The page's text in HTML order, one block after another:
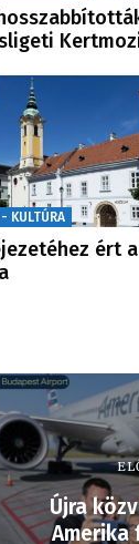
- KULTÚRA
ért
Újra